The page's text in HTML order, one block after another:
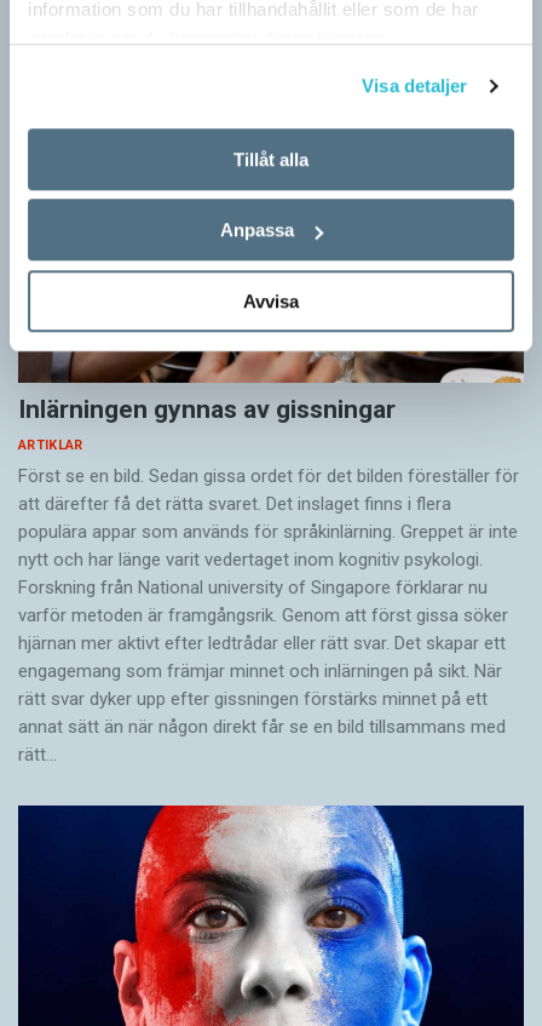
information som du har tillhandahållit eller som de har
Visa detaljer
Tillåt alla
Anpassa
Avvisa
Artiklar
Inlärningen gynnas av gissningar
ARTIKLAR
Först se en bild. Sedan gissa ordet för det bilden föreställer för
att därefter få det rätta svaret. Det inslaget finns i flera
populära appar som används för språkinlärning. Greppet är inte
nytt och har länge varit vedertaget inom kognitiv psykologi.
Forskning från National university of Singa­pore förklarar nu
varför metoden är framgångsrik. Genom att först gissa ­söker
hjärnan mer aktivt ­efter ledtrådar eller rätt svar. Det skapar ett
engagemang som främjar minnet och inlärningen på sikt. När
rätt svar dyker upp efter gissningen förstärks minnet på ett
annat sätt än när någon direkt får se en bild tillsammans med
rätt…